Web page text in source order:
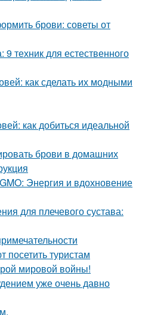
брови: советы от
9 техник для естественного
как сделать их модными
как добиться идеальной
брови в домашних
Энергия и вдохновение
для плечевого сустава:
посетить туристам
мировой войны!
уже очень давно